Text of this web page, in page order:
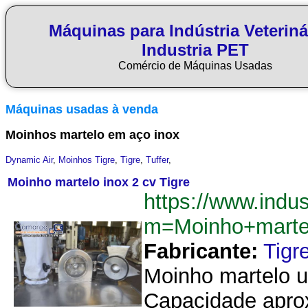
Máquinas para Indústria
Industria PET
Comércio de Máquinas Usadas
Máquinas usadas à venda
Moinhos martelo em aço inox
Dynamic Air, Moinhos Tigre, Tigre, Tuffer,
Moinho martelo inox 2 cv Tigre
https://
Fabricante:
Moinho martelo
Capacidade